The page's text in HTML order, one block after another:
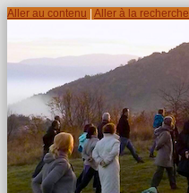
Aller au contenu Aller à la recherche